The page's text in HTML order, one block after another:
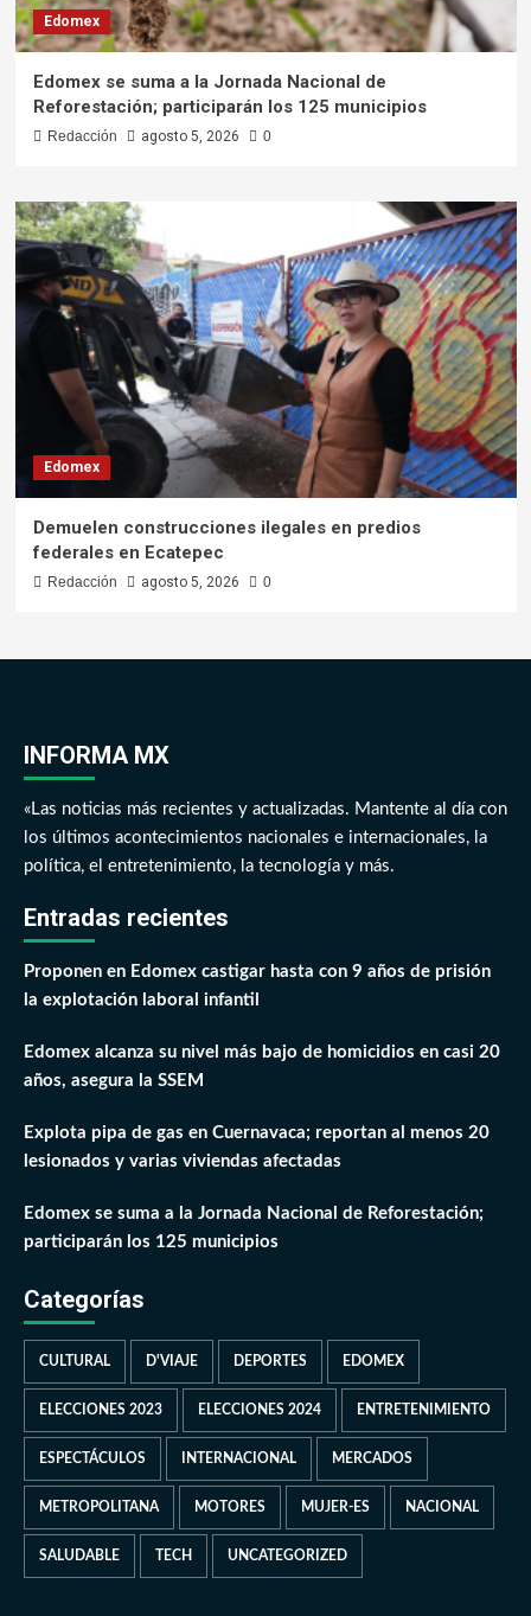
Edomex
Edomex se suma a la Jornada Nacional de
Reforestación; participarán los 125 municipios
Redacción agosto 5, 2026 0
Edomex
Demuelen construcciones ilegales en predios
federales en Ecatepec
Redacción agosto 5, 2026 0
INFORMA MX
«Las noticias más recientes y actualizadas. Mantente al día con
los últimos acontecimientos nacionales e internacionales, la
política, el entretenimiento, la tecnología y más.
Entradas recientes
Proponen en Edomex castigar hasta con 9 años de prisión
la explotación laboral infantil
Edomex alcanza su nivel más bajo de homicidios en casi 20
años, asegura la SSEM
Explota pipa de gas en Cuernavaca; reportan al menos 20
lesionados y varias viviendas afectadas
Edomex se suma a la Jornada Nacional de Reforestación;
participarán los 125 municipios
Categorías
CULTURAL D'VIAJE DEPORTES EDOMEX
ELECCIONES 2023 ELECCIONES 2024 ENTRETENIMIENTO
ESPECTÁCULOS INTERNACIONAL MERCADOS
METROPOLITANA MOTORES MUJER-ES NACIONAL
SALUDABLE TECH UNCATEGORIZED